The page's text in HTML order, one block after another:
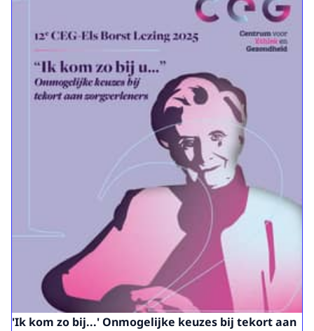
'Ik kom zo bij...' Onmogelijke keuzes bij tekort aan